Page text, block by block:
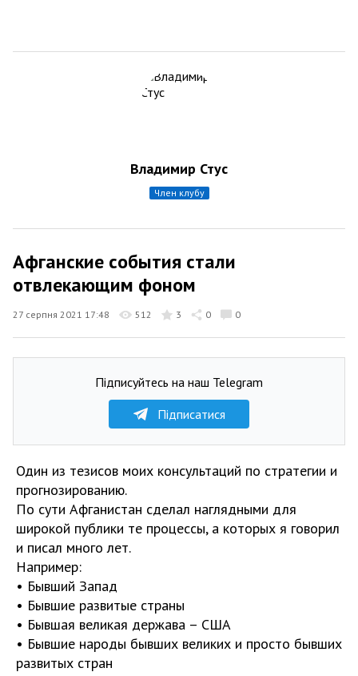
Владимир Стус
член клубу
Афганские события стали
отвлекающим фоном
27 серпня 2021 17:48 512 3 0 0
Підписуйтесь на наш Telegram
Підписатися
Один из тезисов моих консультаций по стратегии и
прогнозированию.
По сути Афганистан сделал наглядными для
широкой публики те процессы, а которых я говорил
и писал много лет.
Например:
• Бывший Запад
• Бывшие развитые страны
• Бывшая великая держава – США
• Бывшие народы бывших великих и просто бывших
развитых стран